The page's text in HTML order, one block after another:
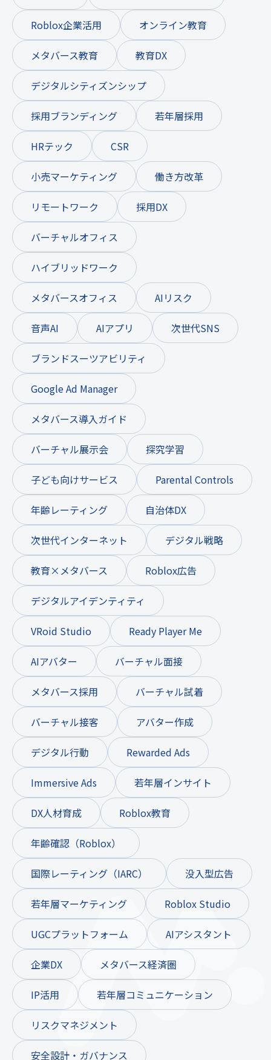
Roblox企業活用 オンライン教育
メタバース教育 教育DX
デジタルシティズンシップ
採用ブランディング 若年層採用
HRテック CSR
小売マーケティング 働き方改革
リモートワーク 採用DX
バーチャルオフィス
ハイブリッドワーク
メタバースオフィス AIリスク
音声AI AIアプリ 次世代SNS
ブランドスーツアビリティ
Google Ad Manager
メタバース導入ガイド
バーチャル展示会 探究学習
子ども向けサービス Parental Controls
年齢レーティング 自治体DX
次世代インターネット デジタル戦略
教育×メタバース Roblox広告
デジタルアイデンティティ
VRoid Studio Ready Player Me
AIアバター バーチャル面接
メタバース採用 バーチャル試着
バーチャル接客 アバター作成
デジタル行動 Rewarded Ads
Immersive Ads 若年層インサイト
DX人材育成 Roblox教育
年齢確認（Roblox）
国際レーティング（IARC） 没入型広告
若年層マーケティング Roblox Studio
UGCプラットフォーム AIアシスタント
企業DX メタバース経済圏
IP活用 若年層コミュニケーション
リスクマネジメント
安全設計・ガバナンス